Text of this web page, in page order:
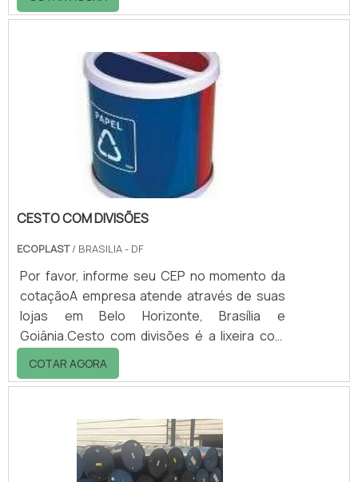
resinas poliuretânicas dispersas em água
peças de couro como sapatos, bolsas,
cintos, bolas, casacos, mochilas, carteiras,
etc.A resina pu para couro podem ser
aditivadas com um catalisador de forma a
alcançar todas as propriedades desejadas
para um acabamento de.
CESTO COM DIVISÕES
ECOPLAST/ BRASILIA - DF
Por favor, informe seu CEP no momento da
cotaçãoA empresa atende através de suas
lojas em Belo Horizonte, Brasília e
Goiânia.Cesto com divisões é a lixeira com
dois ou mais compartimentos para coleta
seletiva. É utilizado em vários ambientes,
escritórios.Os cestos podem ser fabricados
em plástico (polipropileno ou polietileno),
fibra de vidro ou aço inox, o seu formato é
cilíndrico ou prismático com volumes
COTAR AGORA